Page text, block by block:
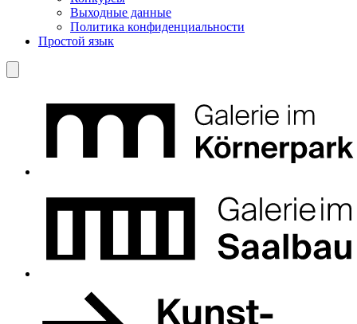
Выходные данные
Политика конфиденциальности
Простой язык